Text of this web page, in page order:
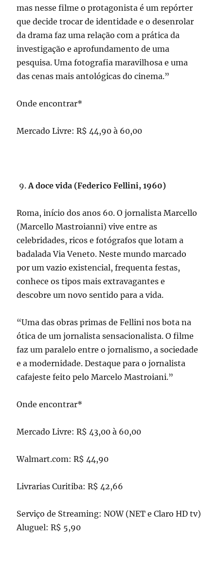
mas nesse filme o protagonista é um repórter
que decide trocar de identidade e o desenrolar
da drama faz uma relação com a prática da
investigação e aprofundamento de uma
pesquisa. Uma fotografia maravilhosa e uma
das cenas mais antológicas do cinema.”
Onde encontrar*
Mercado Livre: R$ 44,90 à 60,00
A doce vida (Federico Fellini, 1960)
Roma, início dos anos 60. O jornalista Marcello
(Marcello Mastroianni) vive entre as
celebridades, ricos e fotógrafos que lotam a
badalada Via Veneto. Neste mundo marcado
por um vazio existencial, frequenta festas,
conhece os tipos mais extravagantes e
descobre um novo sentido para a vida.
“Uma das obras primas de Fellini nos bota na
ótica de um jornalista sensacionalista. O filme
faz um paralelo entre o jornalismo, a sociedade
e a modernidade. Destaque para o jornalista
cafajeste feito pelo Marcelo Mastroiani.”
Onde encontrar*
Mercado Livre: R$ 43,00 à 60,00
Walmart.com: R$ 44,90
Livrarias Curitiba: R$ 42,66
Serviço de Streaming: NOW (NET e Claro HD tv)
Aluguel: R$ 5,90